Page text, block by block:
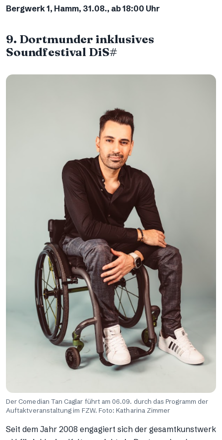
Bergwerk 1, Hamm, 31.08., ab 18:00 Uhr
9. Dortmunder inklusives
Soundfestival DiS#
Der Comedian Tan Caglar führt am 06.09. durch das Programm der
Auftaktveranstaltung im FZW. Foto: Katharina Zimmer
Seit dem Jahr 2008 engagiert sich der gesamtkunstwerk